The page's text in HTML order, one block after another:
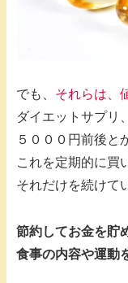
でも、 それらは、
ダイエットサプリ
５０００円前後と
これを定期的に買
それだけを続けて
節約してお金を貯
食事の内容や運動